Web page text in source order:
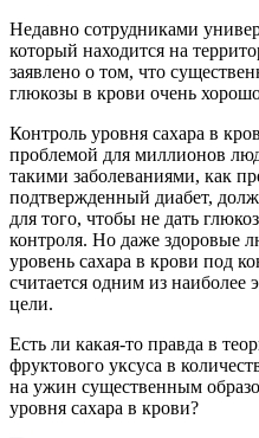
Недавно сотрудниками
который находится на
заявлено о том, что
глюкозы в крови очень
Контроль уровня сахара в
проблемой для миллионов
такими заболеваниями, как
подтвержденный диабет,
для того, чтобы не дать
контроля. Но даже здоровые
уровень сахара в крови под
считается одним из наиболее
цели.
Есть ли какая-то правда в
фруктового уксуса в
на ужин существенным
уровня сахара в крови?